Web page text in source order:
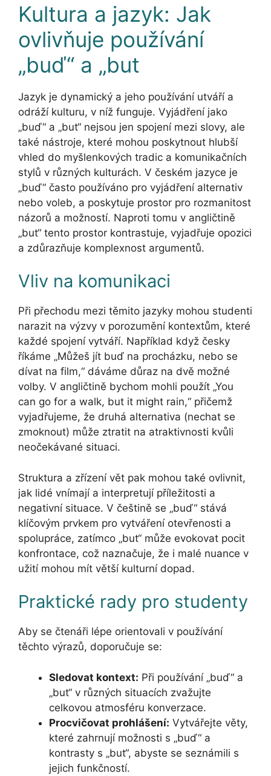
Kultura a jazyk: Jak
ovlivňuje používání
„buď“ a „but
Jazyk je dynamický a jeho používání utváří a
odráží kulturu, v níž funguje. Vyjádření jako
„buď“ a „but“ nejsou jen spojení mezi slovy, ale
také nástroje, které mohou poskytnout hlubší
vhled do myšlenkových tradic a komunikačních
stylů v různých kulturách. V českém jazyce je
„buď“ často používáno pro vyjádření alternativ
nebo voleb, a poskytuje prostor pro rozmanitost
názorů a možností. Naproti tomu v angličtině
„but“ tento prostor kontrastuje, vyjadřuje opozici
a zdůrazňuje komplexnost argumentů.
Vliv na komunikaci
Při přechodu mezi těmito jazyky mohou studenti
narazit na výzvy v porozumění kontextům, které
každé spojení vytváří. Například když česky
říkáme „Můžeš jít buď na procházku, nebo se
dívat na film,“ dáváme důraz na dvě možné
volby. V angličtině bychom mohli použít „You
can go for a walk, but it might rain,“ přičemž
vyjadřujeme, že druhá alternativa (nechat se
zmoknout) může ztratit na atraktivnosti kvůli
neočekávané situaci.
Struktura a zřízení vět pak mohou také ovlivnit,
jak lidé vnímají a interpretují příležitosti a
negativní situace. V češtině se „buď“ stává
klíčovým prvkem pro vytváření otevřenosti a
spolupráce, zatímco „but“ může evokovat pocit
konfrontace, což naznačuje, že i malé nuance v
užití mohou mít větší kulturní dopad.
Praktické rady pro studenty
Aby se čtenáři lépe orientovali v používání
těchto výrazů, doporučuje se:
Sledovat kontext: Při používání „buď“ a
„but“ v různých situacích zvažujte
celkovou atmosféru konverzace.
Procvičovat prohlášení: Vytvářejte věty,
které zahrnují možnosti s „buď“ a
kontrasty s „but“, abyste se seznámili s
jejich funkčností.